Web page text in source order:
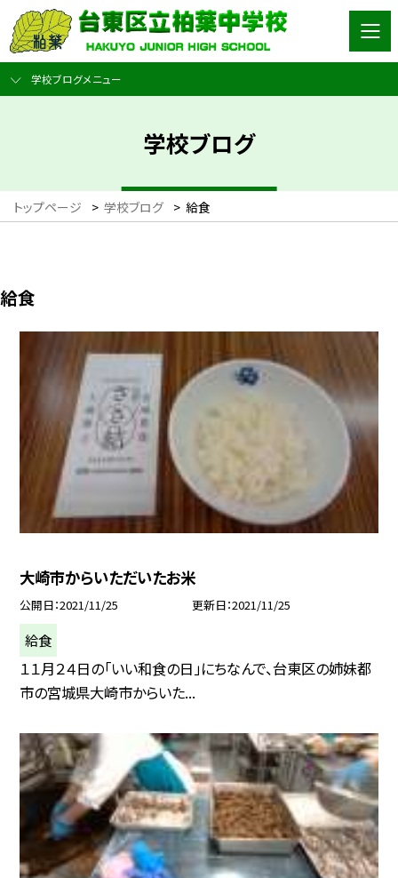
学校ブログメニュー
学校ブログ
トップページ > 学校ブログ > 給食
給食
大崎市からいただいたお米
公開日 2021/11/25 更新日 2021/11/25
給食
１１月２４日の「いい和食の日」にちなんで、台東区の姉妹都
市の宮城県大崎市からいた...